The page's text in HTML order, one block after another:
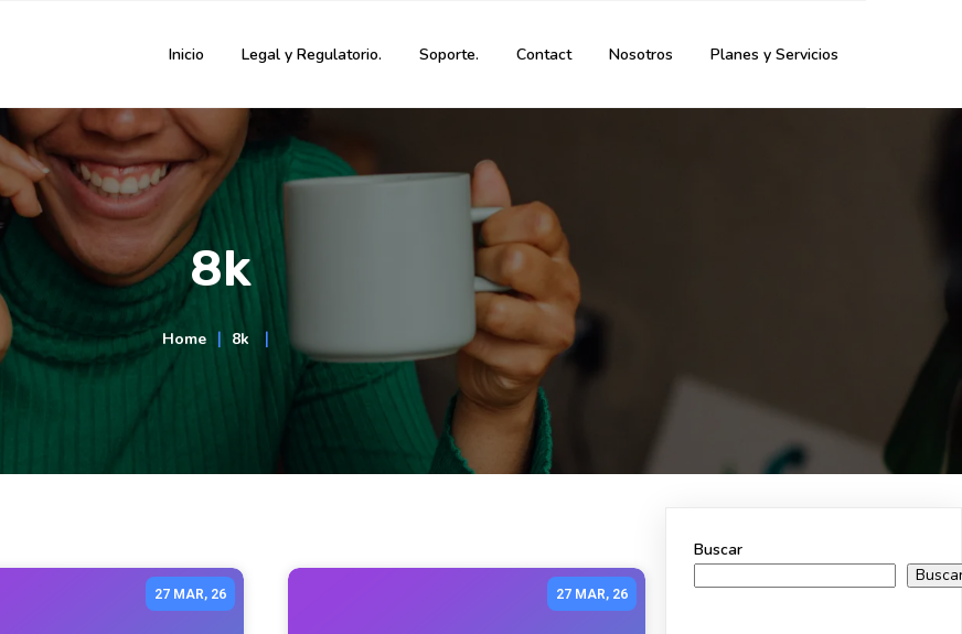
Inicio Legal y Regulatorio. Soporte. Contact Nosotros Planes y Servicios
8k
Home ∣ 8k ∣
27 MAR, 26 27 MAR, 26
Buscar